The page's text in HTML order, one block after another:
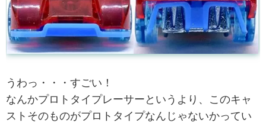
うわっ・・・すごい！
なんかプロトタイプレーサーというより、このキャ
ストそのものがプロトタイプなんじゃないかってい